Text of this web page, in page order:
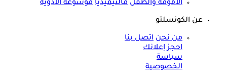
الأمومة والطفل مالتيميديا موسوعة الأدوية
عن الكونسلتو
من نحن اتصل بنا
احجز إعلانك
سياسة
الخصوصية